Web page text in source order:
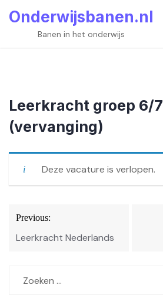
Onderwijsbanen.nl
Banen in het onderwijs
Leerkracht groep 6/7
(vervanging)
Deze vacature is verlopen.
Bericht
navigatie
Previous:
Leerkracht Nederlands
naar: